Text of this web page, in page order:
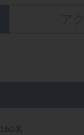
160名